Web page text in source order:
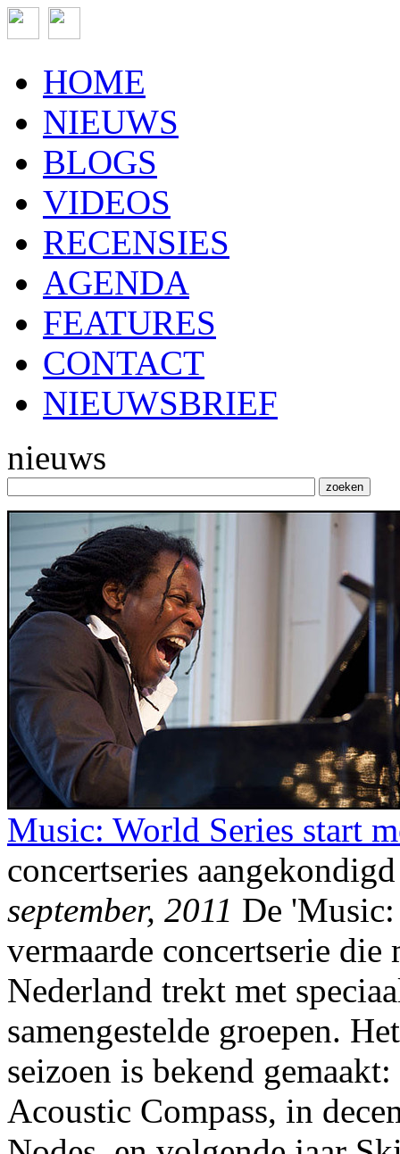
HOME
NIEUWS
BLOGS
VIDEOS
RECENSIES
AGENDA
FEATURES
CONTACT
NIEUWSBRIEF
nieuws
Music: World Series start
concertseries
september, 2011 De
vermaarde concertserie
Nederland trekt met
samengestelde groepen.
seizoen is bekend
Acoustic Compass, in